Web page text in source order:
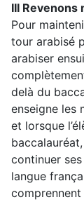
III Revenons
Pour
tour arabisé
arabiser
delà du
enseigne les
et lorsque
continuer
langue